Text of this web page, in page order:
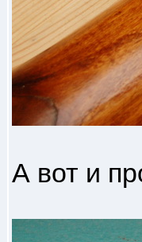
А вот и